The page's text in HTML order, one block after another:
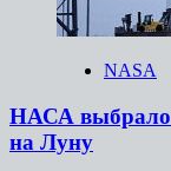
NASA
НАСА выбрало
на Луну